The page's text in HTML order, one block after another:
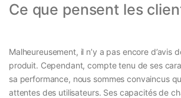
Ce que pensent les
Malheureusement, il n’y a pas encore d’avis
produit. Cependant, compte tenu de ses
sa performance, nous sommes convaincus
attentes des utilisateurs. Ses capacités de